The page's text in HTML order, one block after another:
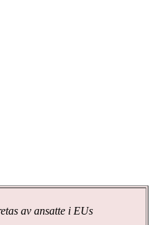
av ansatte i EUs